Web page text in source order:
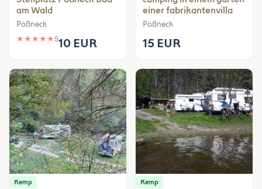
am Wald
Pößneck
★ ★ ★ ★ ★510 EUR
einer fabrikantenvilla
Pößneck
15 EUR
Kemp Kemp